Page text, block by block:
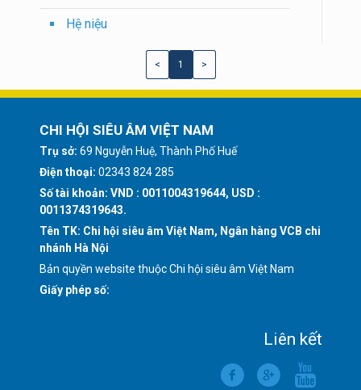
Hệ niệu
< 1 >
CHI HỘI SIÊU ÂM VIỆT NAM
Trụ sở: 69 Nguyễn Huệ, Thành Phố Huế
Điện thoại: 02343 824 285
Số tài khoản: VND : 0011004319644, USD :
0011374319643.
Tên TK: Chi hội siêu âm Việt Nam, Ngân hàng VCB chi
nhánh Hà Nội
Bản quyền website thuộc Chi hội siêu âm Việt Nam
Giấy phép số:
Liên kết